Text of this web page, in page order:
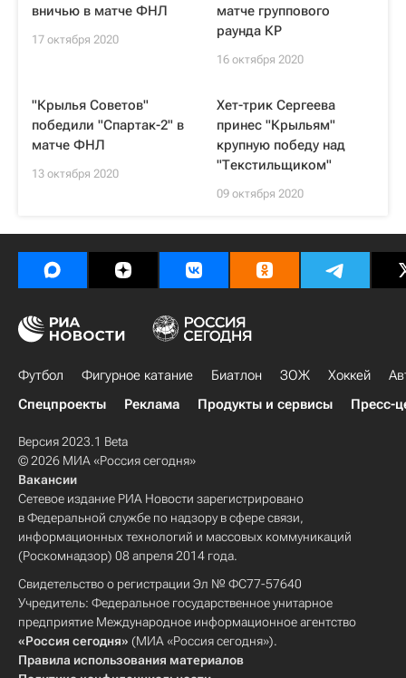
вничью в матче ФНЛ
17 октября 2020
матче группового
раунда КР
16 октября 2020
"Крылья Советов"
победили "Спартак-2" в
матче ФНЛ
13 октября 2020
Хет-трик Сергеева
принес "Крыльям"
крупную победу над
"Текстильщиком"
09 октября 2020
Футбол Фигурное катание Биатлон ЗОЖ Хоккей
Спецпроекты
Реклама Продукты и сервисы Пресс-
Версия 2023.1 Beta
© 2026 МИА «Россия сегодня»
Вакансии
Сетевое издание РИА Новости зарегистрировано
в Федеральной службе по надзору в сфере связи,
информационных технологий и массовых коммуникаций
(Роскомнадзор) 08 апреля 2014 года.
Свидетельство о регистрации Эл № ФС77-57640
Учредитель: Федеральное государственное унитарное
предприятие Международное информационное агентство
«Россия сегодня» (МИА «Россия сегодня»).
Правила использования материалов